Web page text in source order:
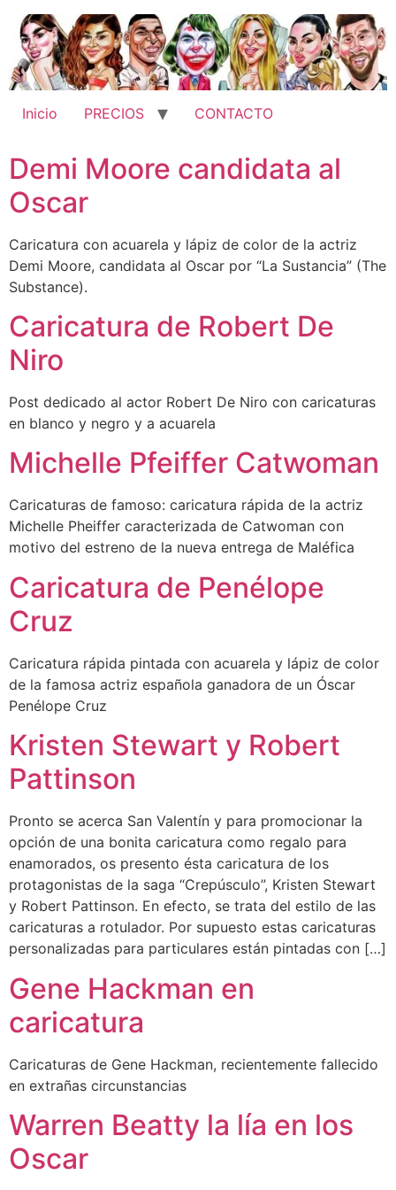
contenido
Inicio PRECIOS CONTACTO
Demi Moore candidata al
Oscar
Caricatura con acuarela y lápiz de color de la actriz
Demi Moore, candidata al Oscar por “La Sustancia” (The
Substance).
Caricatura de Robert De
Niro
Post dedicado al actor Robert De Niro con caricaturas
en blanco y negro y a acuarela
Michelle Pfeiffer Catwoman
Caricaturas de famoso: caricatura rápida de la actriz
Michelle Pheiffer caracterizada de Catwoman con
motivo del estreno de la nueva entrega de Maléfica
Caricatura de Penélope
Cruz
Caricatura rápida pintada con acuarela y lápiz de color
de la famosa actriz española ganadora de un Óscar
Penélope Cruz
Kristen Stewart y Robert
Pattinson
Pronto se acerca San Valentín y para promocionar la
opción de una bonita caricatura como regalo para
enamorados, os presento ésta caricatura de los
protagonistas de la saga “Crepúsculo”, Kristen Stewart
y Robert Pattinson. En efecto, se trata del estilo de las
caricaturas a rotulador. Por supuesto estas caricaturas
personalizadas para particulares están pintadas con […]
Gene Hackman en
caricatura
Caricaturas de Gene Hackman, recientemente fallecido
en extrañas circunstancias
Warren Beatty la lía en los
Oscar